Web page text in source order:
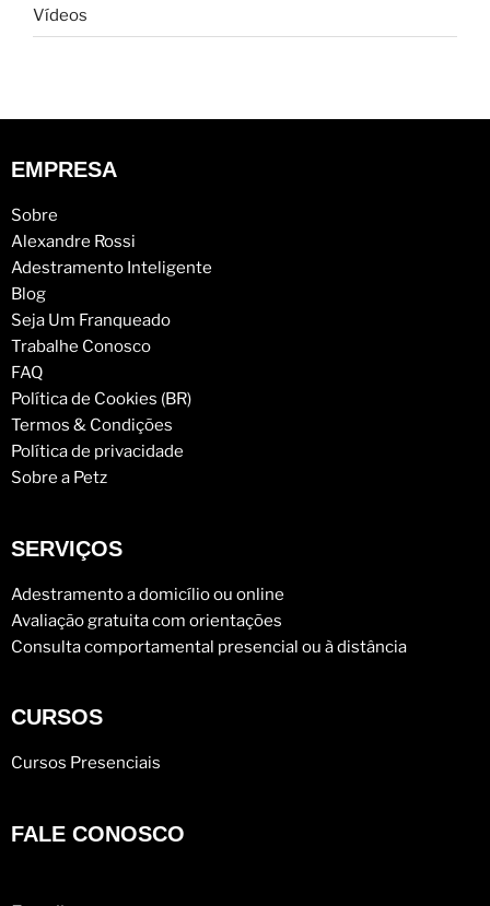
Vídeos
EMPRESA
Sobre
Alexandre Rossi
Adestramento Inteligente
Blog
Seja Um Franqueado
Trabalhe Conosco
FAQ
Política de Cookies (BR)
Termos & Condições
Política de privacidade
Sobre a Petz
SERVIÇOS
Adestramento a domicílio ou online
Avaliação gratuita com orientações
Consulta comportamental presencial ou à distância
CURSOS
Cursos Presenciais
FALE CONOSCO